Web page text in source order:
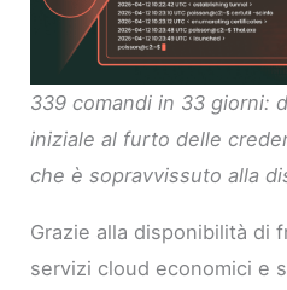
339 comandi in 33 giorni:
iniziale al furto delle
che è sopravvissuto alla
Grazie alla disponibilità di
servizi cloud economici e